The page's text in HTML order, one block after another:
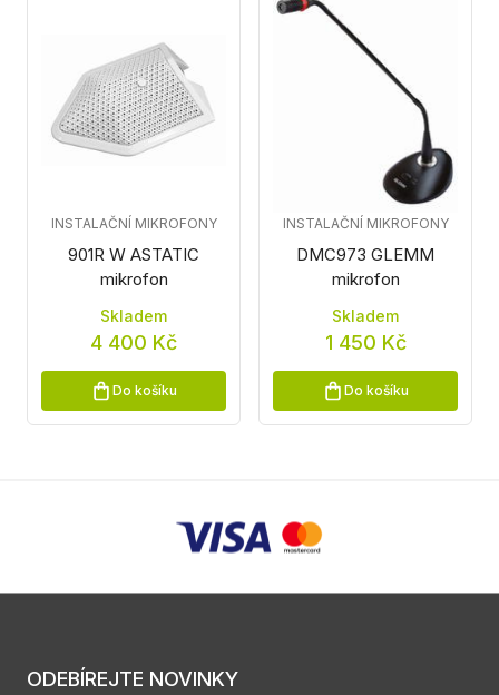
901R W ASTATIC
mikrofon
INSTALAČNÍ MIKROFONY
Skladem
4 400 Kč
Do košíku
DMC973 GLEMM
mikrofon
INSTALAČNÍ MIKROFONY
Skladem
1 450 Kč
Do košíku
ODEBÍREJTE NOVINKY